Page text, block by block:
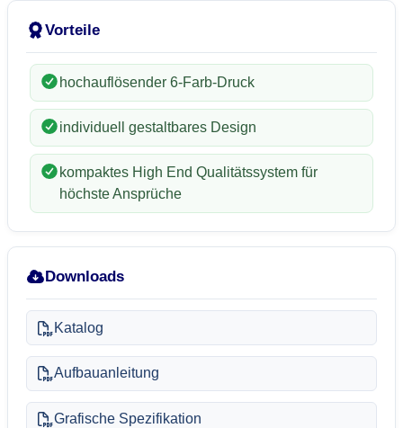
Vorteile
hochauflösender 6-Farb-Druck
individuell gestaltbares Design
kompaktes High End Qualitätssystem für
höchste Ansprüche
Downloads
Katalog
Aufbauanleitung
Grafische Spezifikation